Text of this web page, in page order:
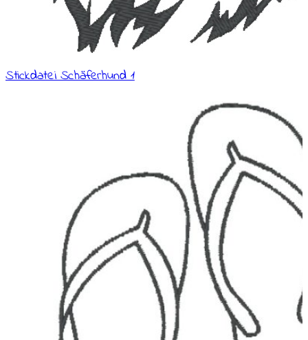
Stickdatei Schäferhund 1